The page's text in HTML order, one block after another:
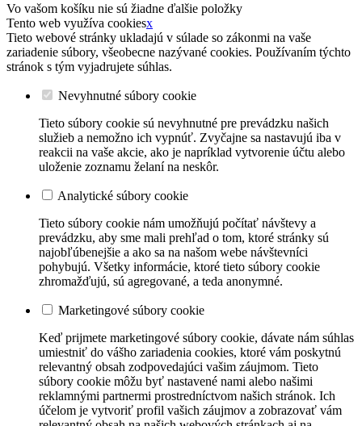
Vo vašom košíku nie sú žiadne ďalšie položky
Tento web využíva cookiesx
Tieto webové stránky ukladajú v súlade so zákonmi na vaše
zariadenie súbory, všeobecne nazývané cookies. Používaním týchto
stránok s tým vyjadrujete súhlas.
Nevyhnutné súbory cookie
Tieto súbory cookie sú nevyhnutné pre prevádzku našich
služieb a nemožno ich vypnúť. Zvyčajne sa nastavujú iba v
reakcii na vaše akcie, ako je napríklad vytvorenie účtu alebo
uloženie zoznamu želaní na neskôr.
Analytické súbory cookie
Tieto súbory cookie nám umožňujú počítať návštevy a
prevádzku, aby sme mali prehľad o tom, ktoré stránky sú
najobľúbenejšie a ako sa na našom webe návštevníci
pohybujú. Všetky informácie, ktoré tieto súbory cookie
zhromažďujú, sú agregované, a teda anonymné.
Marketingové súbory cookie
Keď prijmete marketingové súbory cookie, dávate nám súhlas
umiestniť do vášho zariadenia cookies, ktoré vám poskytnú
relevantný obsah zodpovedajúci vašim záujmom. Tieto
súbory cookie môžu byť nastavené nami alebo našimi
reklamnými partnermi prostredníctvom našich stránok. Ich
účelom je vytvoriť profil vašich záujmov a zobrazovať vám